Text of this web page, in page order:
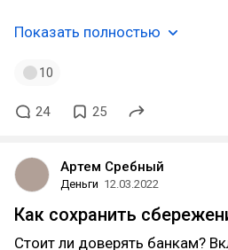
Показать полностью
10
24 25
Артем Сребный
Деньги 12.03.2022
Как сохранить
Стоит ли доверять банкам?